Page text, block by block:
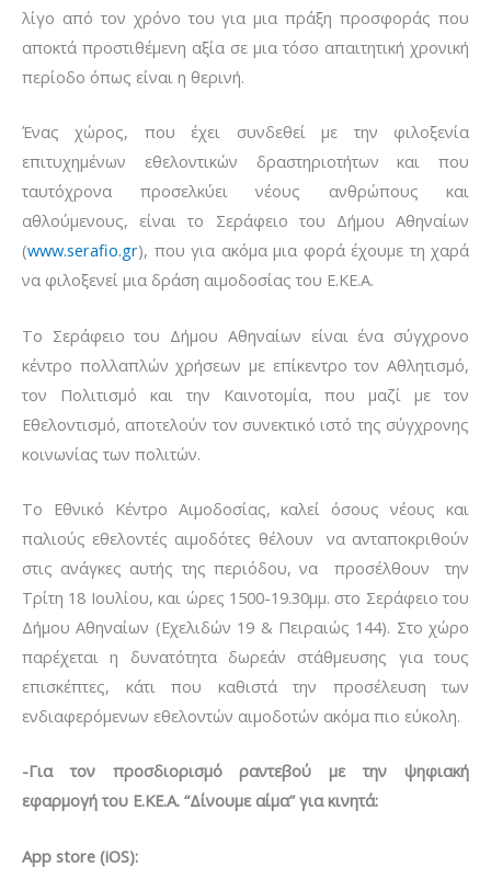
λίγο από τον χρόνο του για μια πράξη προσφοράς που
αποκτά προστιθέμενη αξία σε μια τόσο απαιτητική χρονική
περίοδο όπως είναι η θερινή.
Ένας χώρος, που έχει συνδεθεί με την φιλοξενία
επιτυχημένων εθελοντικών δραστηριοτήτων και που
ταυτόχρονα προσελκύει νέους ανθρώπους και
αθλούμενους, είναι το Σεράφειο του Δήμου Αθηναίων
(www.serafio.gr), που για ακόμα μια φορά έχουμε τη χαρά
να φιλοξενεί μια δράση αιμοδοσίας του Ε.ΚΕ.Α.
Το Σεράφειο του Δήμου Αθηναίων είναι ένα σύγχρονο
κέντρο πολλαπλών χρήσεων με επίκεντρο τον Αθλητισμό,
τον Πολιτισμό και την Καινοτομία, που μαζί με τον
Εθελοντισμό, αποτελούν τον συνεκτικό ιστό της σύγχρονης
κοινωνίας των πολιτών.
Το Εθνικό Κέντρο Αιμοδοσίας, καλεί όσους νέους και
παλιούς εθελοντές αιμοδότες θέλουν να ανταποκριθούν
στις ανάγκες αυτής της περιόδου, να προσέλθουν την
Τρίτη 18 Ιουλίου, και ώρες 1500-19.30μμ. στο Σεράφειο του
Δήμου Αθηναίων (Εχελιδών 19 & Πειραιώς 144). Στο χώρο
παρέχεται η δυνατότητα δωρεάν στάθμευσης για τους
επισκέπτες, κάτι που καθιστά την προσέλευση των
ενδιαφερόμενων εθελοντών αιμοδοτών ακόμα πιο εύκολη.
-Για τον προσδιορισμό ραντεβού με την ψηφιακή
εφαρμογή του Ε.ΚΕ.Α. “Δίνουμε αίμα” για κινητά:
App store (iOS):